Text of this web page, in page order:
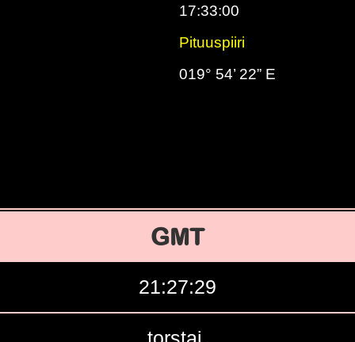
17:33:00
Pituuspiiri
019° 54’ 22” E
GMT
21:27:30